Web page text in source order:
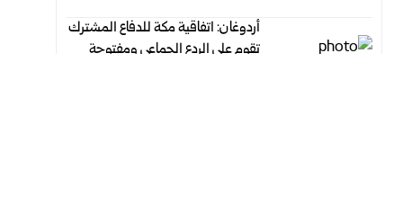
أردوغان: اتفاقية مكة للدفاع المشترك
تقوم على الردع الجماعي ومفتوحة